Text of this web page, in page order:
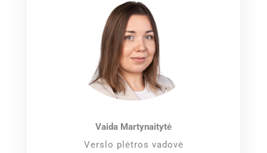
Vaida Martynaitytė
Verslo plėtros vadovė